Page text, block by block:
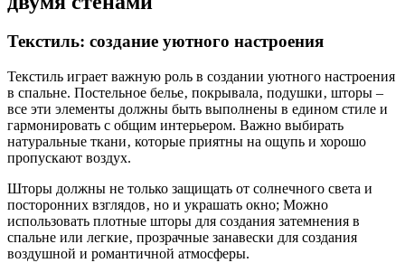
Текстиль: создание уютного настроения
Текстиль играет важную роль в создании уютного настроения
в спальне. Постельное белье‚ покрывала‚ подушки‚ шторы –
все эти элементы должны быть выполнены в едином стиле и
гармонировать с общим интерьером. Важно выбирать
натуральные ткани‚ которые приятны на ощупь и хорошо
пропускают воздух.
Шторы должны не только защищать от солнечного света и
посторонних взглядов‚ но и украшать окно; Можно
использовать плотные шторы для создания затемнения в
спальне или легкие‚ прозрачные занавески для создания
воздушной и романтичной атмосферы.